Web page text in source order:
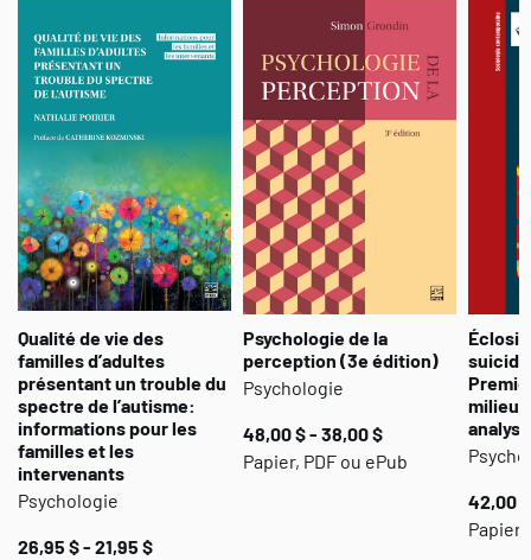
Qualité de vie des
familles d’adultes
présentant un trouble du
spectre de l’autisme:
informations pour les
familles et les
intervenants
Psychologie
26,95 $ - 21,95 $
Psychologie de la
perception (3e édition)
Psychologie
48,00 $ - 38,00 $
Papier, PDF ou ePub
milieu
42,00
Papier,